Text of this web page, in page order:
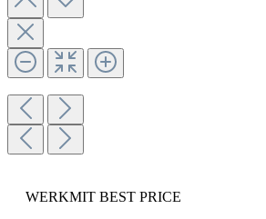
WERKMIT BEST PRICE